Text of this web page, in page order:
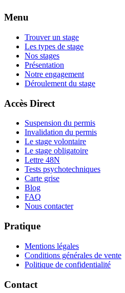
Menu
Trouver un stage
Les types de stage
Nos stages
Présentation
Notre engagement
Déroulement du stage
Accès Direct
Suspension du permis
Invalidation du permis
Le stage volontaire
Le stage obligatoire
Lettre 48N
Tests psychotechniques
Carte grise
Blog
FAQ
Nous contacter
Pratique
Mentions légales
Conditions générales de vente
Politique de confidentialité
Contact